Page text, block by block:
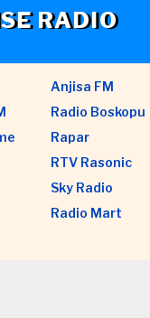
RADIO
Anjisa FM
Radio Boskopu
Rapar
RTV Rasonic
Sky Radio
Radio Mart